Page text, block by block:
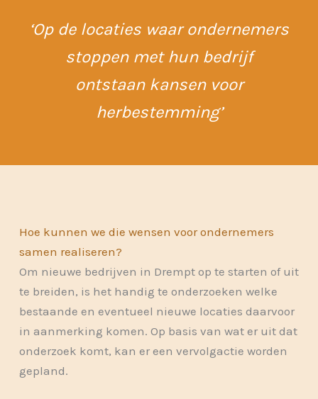
‘Op de locaties waar ondernemers
stoppen met hun bedrijf
ontstaan kansen voor
herbestemming’
Hoe kunnen we die wensen voor ondernemers
samen realiseren?
Om nieuwe bedrijven in Drempt op te starten of uit
te breiden, is het handig te onderzoeken welke
bestaande en eventueel nieuwe locaties daarvoor
in aanmerking komen. Op basis van wat er uit dat
onderzoek komt, kan er een vervolgactie worden
gepland.